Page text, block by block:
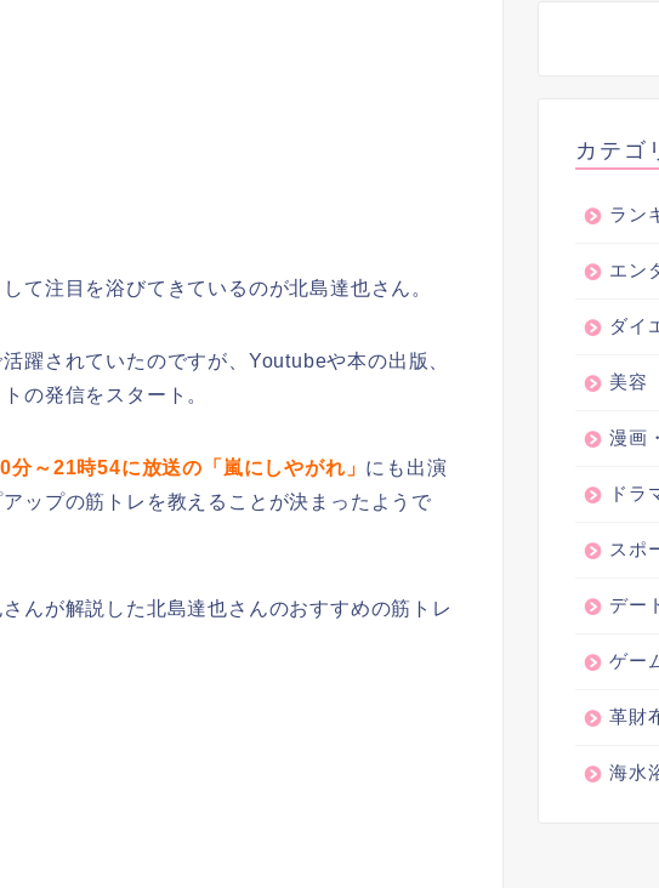
て注目を浴びてきているのが北島達也さん。
躍されていたのですが、Youtubeや本の出版、
の発信をスタート。
～21時54に放送の「嵐にしやがれ」 にも出演
ップの筋トレを教えることが決まったようで
んが解説した北島達也さんのおすすめの筋トレ
カテゴ
ラン
エン
ダイ
美容
漫画
ドラ
スポ
デー
ゲー
革財
海水